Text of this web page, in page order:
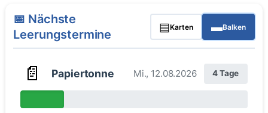
📅 Nächste
Leerungstermine
▤Karten ▬Balken
📄 Papiertonne Mi., 12.08.2026 4 Tage